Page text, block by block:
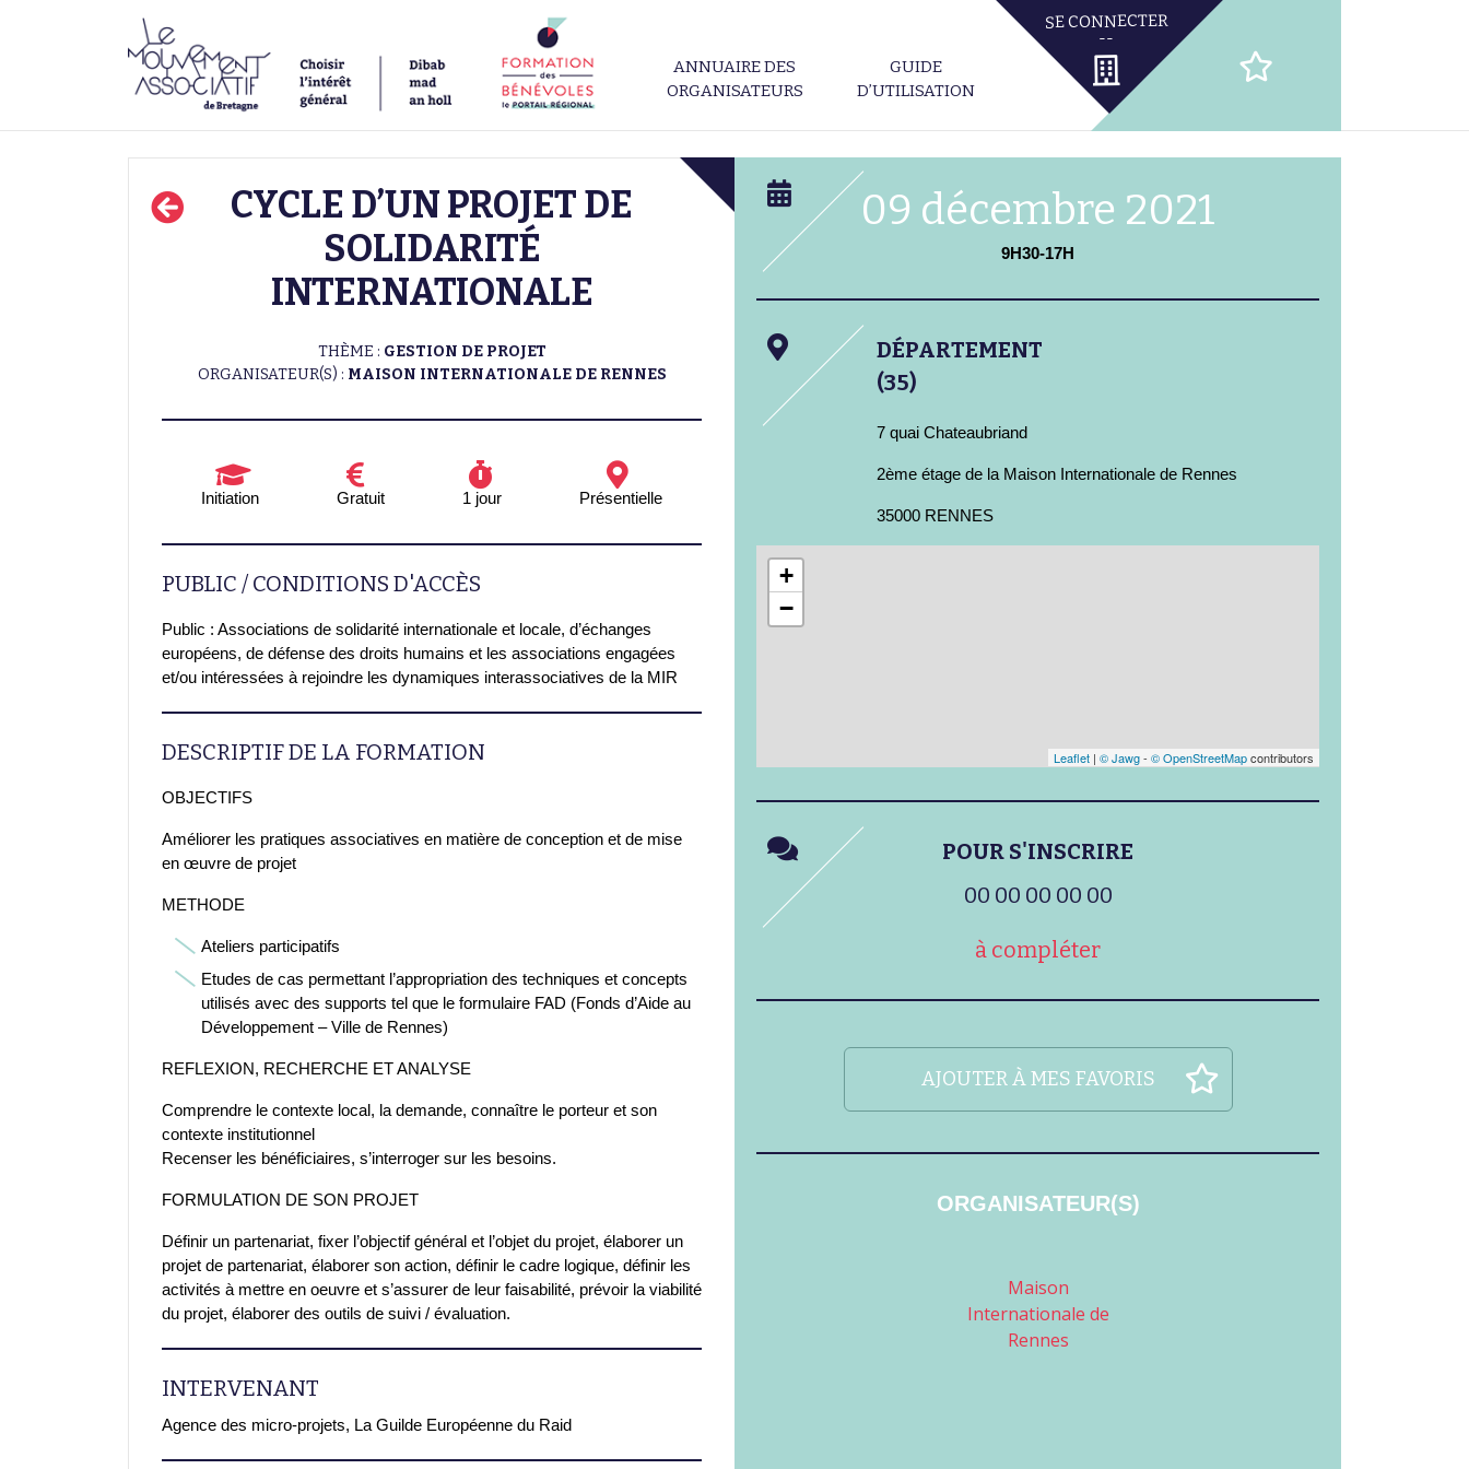
ANNUAIRE DES
ORGANISATEURS
GUIDE
D’UTILISATION
CYCLE D’UN PROJET DE
SOLIDARITÉ
INTERNATIONALE
THÈME : GESTION DE PROJET
ORGANISATEUR(S) : MAISON INTERNATIONALE DE RENNES
Initiation Gratuit 1 jour Présentielle
PUBLIC / CONDITIONS D'ACCÈS
Public : Associations de solidarité internationale et locale, d’échanges
européens, de défense des droits humains et les associations engagées
et/ou intéressées à rejoindre les dynamiques interassociatives de la MIR
DESCRIPTIF DE LA FORMATION
OBJECTIFS
Améliorer les pratiques associatives en matière de conception et de mise
en œuvre de projet
METHODE
Ateliers participatifs
Etudes de cas permettant l’appropriation des techniques et concepts
utilisés avec des supports tel que le formulaire FAD (Fonds d’Aide au
Développement – Ville de Rennes)
REFLEXION, RECHERCHE ET ANALYSE
Comprendre le contexte local, la demande, connaître le porteur et son
contexte institutionnel
Recenser les bénéficiaires, s’interroger sur les besoins.
FORMULATION DE SON PROJET
Définir un partenariat, fixer l’objectif général et l’objet du projet, élaborer un
projet de partenariat, élaborer son action, définir le cadre logique, définir les
activités à mettre en oeuvre et s’assurer de leur faisabilité, prévoir la viabilité
du projet, élaborer des outils de suivi / évaluation.
INTERVENANT
Agence des micro-projets, La Guilde Européenne du Raid
09 décembre 2021
9H30-17H
DÉPARTEMENT
(35)
7 quai Chateaubriand
2ème étage de la Maison Internationale de Rennes
35000 RENNES
+
−
Leaflet | © Jawg- © OpenStreetMapcontributors
POUR S'INSCRIRE
00 00 00 00 00
à compléter
AJOUTER À MES FAVORIS
ORGANISATEUR(S)
Maison
Internationale de
Rennes